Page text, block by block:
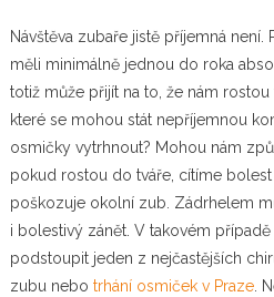
Návštěva zubaře jistě příjemná
měli minimálně jednou do roka
totiž může přijít na to, že nám
které se mohou stát nepříjemnou
osmičky vytrhnout? Mohou nám
pokud rostou do tváře, cítíme
poškozuje okolní zub. Zádrhelem
i bolestivý zánět. V takovém
podstoupit jeden z nejčastějších
zubu nebo trhání osmiček v Praze.